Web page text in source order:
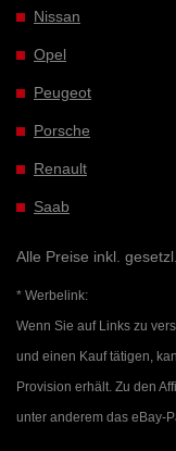
Nissan
Opel
Peugeot
Porsche
Renault
Saab
Alle Preise inkl.
* Werbelink:
Wenn Sie auf Links zu
und einen Kauf tätigen,
Provision erhält. Zu den
unter anderem das eBay-